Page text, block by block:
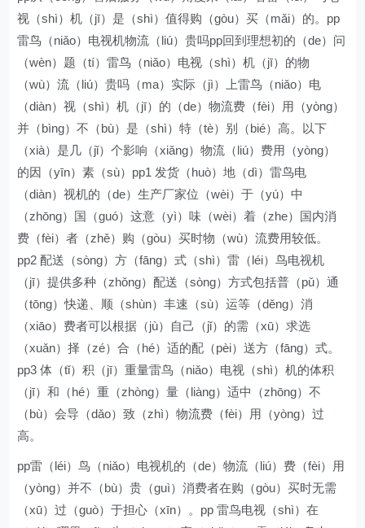
视（shì）机（jī）是（shì）值得购（gòu）买（mǎi）的。pp
雷鸟（niǎo）电视机物流（liú）贵吗pp回到理想初的（de）问
（wèn）题（tí）雷鸟（niǎo）电视（shì）机（jī）的物
（wù）流（liú）贵吗（ma）实际（jì）上雷鸟（niǎo）电
（diàn）视（shì）机（jī）的（de）物流费（fèi）用（yòng）
并（bìng）不（bù）是（shì）特（tè）别（bié）高。以下
（xià）是几（jǐ）个影响（xiǎng）物流（liú）费用（yòng）
的因（yīn）素（sù）pp1 发货（huò）地（dì）雷鸟电
（diàn）视机的（de）生产厂家位（wèi）于（yú）中
（zhōng）国（guó）这意（yì）味（wèi）着（zhe）国内消
费（fèi）者（zhě）购（gòu）买时物（wù）流费用较低。
pp2 配送（sòng）方（fāng）式（shì）雷（léi）鸟电视机
（jī）提供多种（zhǒng）配送（sòng）方式包括普（pǔ）通
（tōng）快递、顺（shùn）丰速（sù）运等（děng）消
（xiāo）费者可以根据（jù）自己（jǐ）的需（xū）求选
（xuǎn）择（zé）合（hé）适的配（pèi）送方（fāng）式。
pp3 体（tǐ）积（jī）重量雷鸟（niǎo）电视（shì）机的体积
（jī）和（hé）重（zhòng）量（liàng）适中（zhōng）不
（bù）会导（dǎo）致（zhì）物流费（fèi）用（yòng）过
高。
pp雷（léi）鸟（niǎo）电视机的（de）物流（liú）费（fèi）用
（yòng）并不（bù）贵（guì）消费者在购（gòu）买时无需
（xū）过（guò）于担心（xīn）。pp 雷鸟电视（shì）在